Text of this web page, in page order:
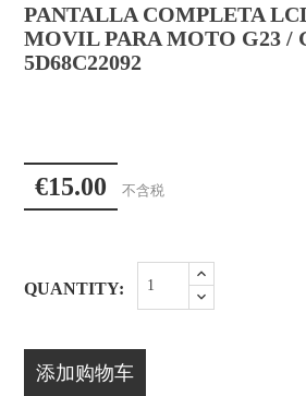
PANTALLA COMPLETA
MOVIL PARA MOTO G23 /
5D68C22092
€15.00 不含税
QUANTITY:
添加购物车